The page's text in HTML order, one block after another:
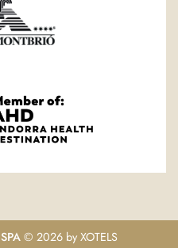
© 2026 by XOTELS